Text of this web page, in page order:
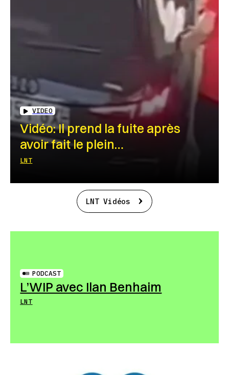
VIDEO
Vidéo: Il prend la fuite après
avoir fait le plein…
LNT
LNT Vidéos
PODCAST
L’WIP avec Ilan Benhaim
LNT